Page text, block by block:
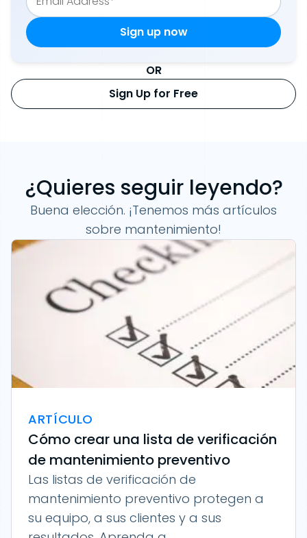
OR
Sign Up for Free
¿Quieres seguir leyendo?
Buena elección. ¡Tenemos más artículos
sobre mantenimiento!
ARTÍCULO
Cómo crear una lista de verificación
de mantenimiento preventivo
Las listas de verificación de
mantenimiento preventivo protegen a
su equipo, a sus clientes y a sus